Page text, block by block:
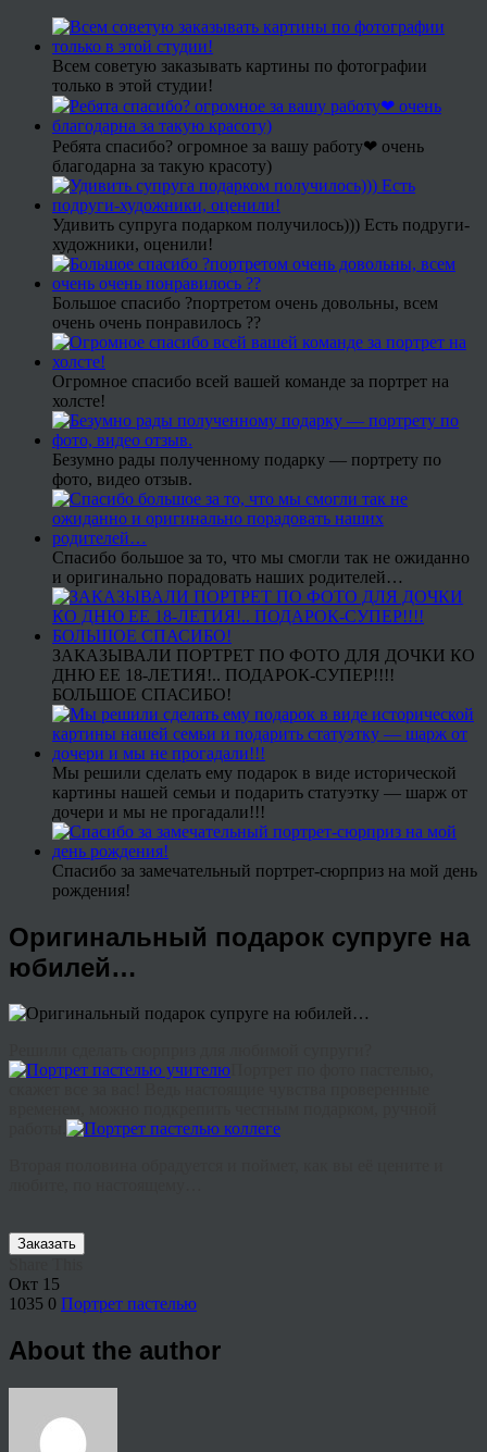
Всем советую заказывать картины по фотографии
только в этой студии!
Ребята спасибо? огромное за вашу работу❤ очень
благодарна за такую красоту)
Удивить супруга подарком получилось))) Есть подруги-
художники, оценили!
Большое спасибо ?портретом очень довольны, всем
очень очень понравилось ??
Огромное спасибо всей вашей команде за портрет на
холсте!
Безумно рады полученному подарку — портрету по
фото, видео отзыв.
Спасибо большое за то, что мы смогли так не ожиданно
и оригинально порадовать наших родителей…
ЗАКАЗЫВАЛИ ПОРТРЕТ ПО ФОТО ДЛЯ ДОЧКИ КО
ДНЮ ЕЕ 18-ЛЕТИЯ!.. ПОДАРОК-СУПЕР!!!!
БОЛЬШОЕ СПАСИБО!
Мы решили сделать ему подарок в виде исторической
картины нашей семьи и подарить статуэтку — шарж от
дочери и мы не прогадали!!!
Спасибо за замечательный портрет-сюрприз на мой день
рождения!
Оригинальный подарок супруге на
юбилей…
Заказать
Окт 15
1035 0 Портрет пастелью
About the author